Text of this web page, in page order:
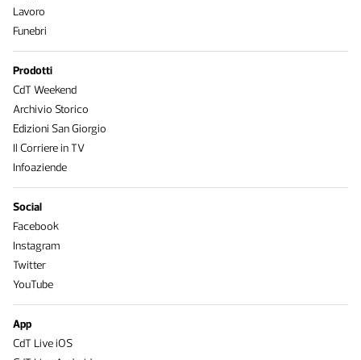
Lavoro
Funebri
Prodotti
CdT Weekend
Archivio Storico
Edizioni San Giorgio
Il Corriere in TV
Infoaziende
Social
Facebook
Instagram
Twitter
YouTube
App
CdT Live iOS